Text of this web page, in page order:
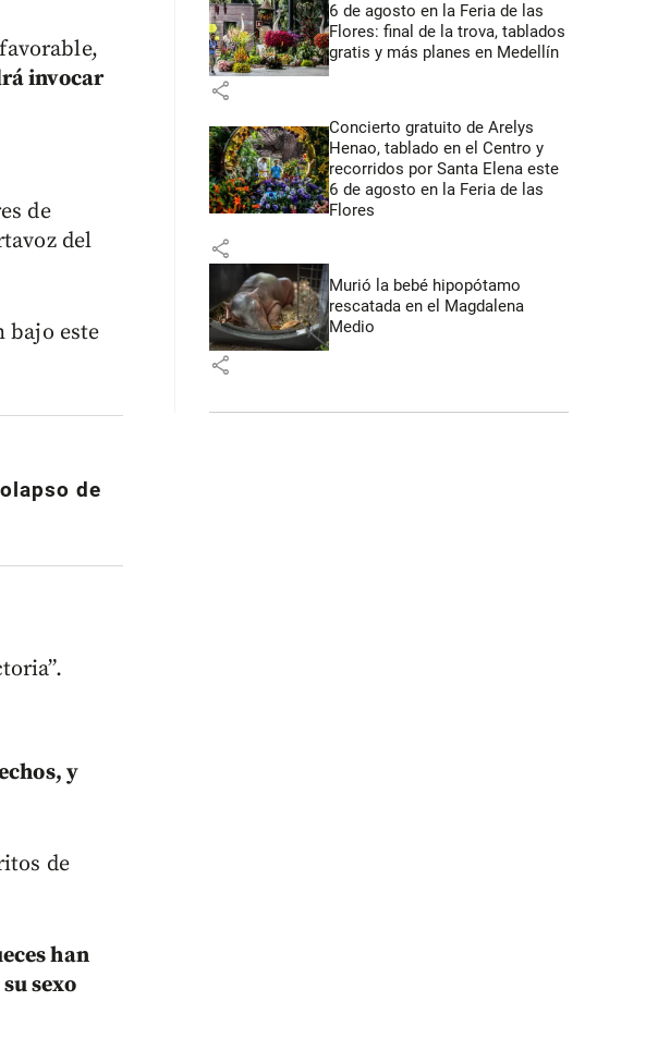
invocar
de
del
bajo este
de
y
de
han
sexo
6 de agosto en la Feria de las
Flores: final de la trova, tablados
gratis y más planes en Medellín
share
Concierto gratuito de Arelys
Henao, tablado en el Centro y
recorridos por Santa Elena este
6 de agosto en la Feria de las
Flores
share
Murió la bebé hipopótamo
rescatada en el Magdalena
Medio
share